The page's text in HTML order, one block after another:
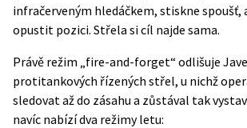
infračerveným hledáčkem, stiskne spoušť,
opustit pozici. Střela si cíl najde sama.
Právě režim „fire-and-forget“ odlišuje
protitankových řízených střel, u nichž
sledovat až do zásahu a zůstával tak
navíc nabízí dva režimy letu: